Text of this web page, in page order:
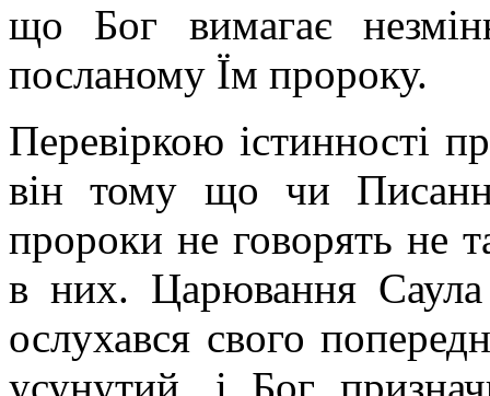
що Бог вимагає
посланому Їм пророку.
Перевіркою істинності
він тому що чи
пророки не говорять не
в них. Царювання
ослухався свого